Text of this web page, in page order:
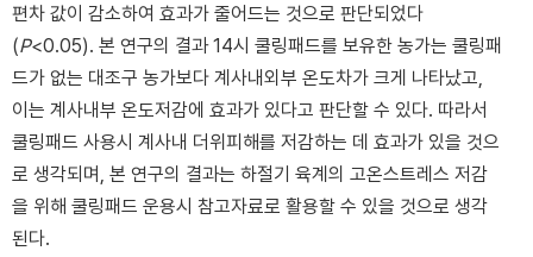
편차 값이 감소하여 효과가 줄어드는 것으로 판단되었다
(P<0.05). 본 연구의 결과 14시 쿨링패드를 보유한 농가는 쿨링패
드가 없는 대조구 농가보다 계사내외부 온도차가 크게 나타났고,
이는 계사내부 온도저감에 효과가 있다고 판단할 수 있다. 따라서
쿨링패드 사용시 계사내 더위피해를 저감하는 데 효과가 있을 것으
로 생각되며, 본 연구의 결과는 하절기 육계의 고온스트레스 저감
을 위해 쿨링패드 운용시 참고자료로 활용할 수 있을 것으로 생각
된다.